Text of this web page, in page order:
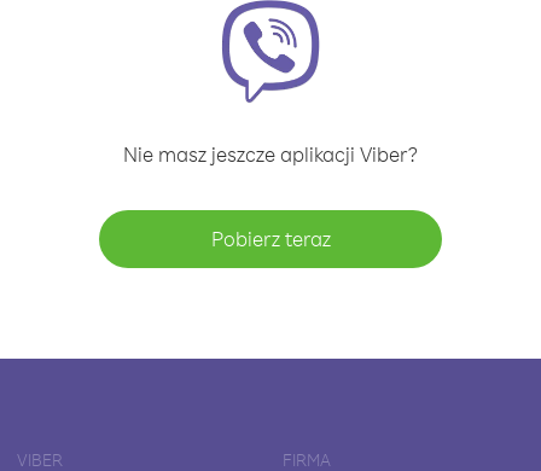
Nie masz jeszcze aplikacji Viber?
Pobierz teraz
VIBER FIRMA